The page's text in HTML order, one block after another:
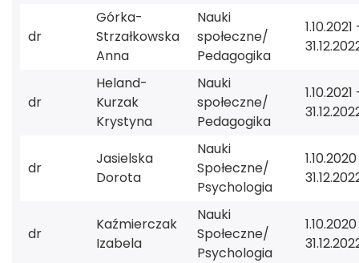
dr
Górka-
Strzałkowska
Anna
Nauki
społeczne/
Pedagogika
dr
Heland-
Kurzak
Krystyna
Nauki
społeczne/
Pedagogika
dr
Jasielska
Dorota
Nauki
Społeczne/
Psychologia
dr
Kaźmierczak
Izabela
Nauki
Społeczne/
Psychologia